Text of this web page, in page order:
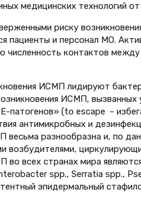
медицинских технологий
риску
пациенты и персонал МО.
численность контактов
ИСМП лидируют
ИСМП, вызванных
патогенов» (to еscape –
антимикробных и
весьма разнообразна и, по
возбудителями,
во всех странах мира
spp., Serratia spp.,
эпидермальный